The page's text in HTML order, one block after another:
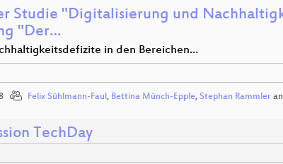
Studie "Digitalisierung und
"Der…
in den Bereichen…
Felix Sühlmann-Faul , Bettina Münch-Epple, Stephan Rammler
TechDay